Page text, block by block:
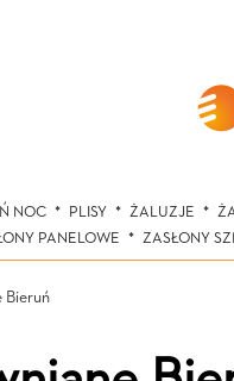
NOC PLISY ŻALUZJE
PANELOWE
ZASŁONY
Bieruń